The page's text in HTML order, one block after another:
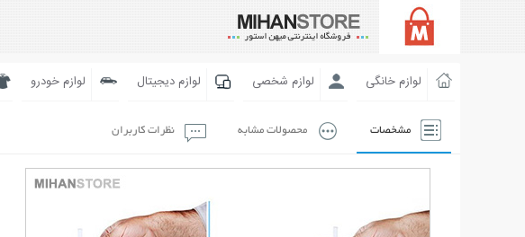
لوازم خانگی لوازم شخصی لوازم دیجیتال لوازم خودرو
مشخصات محصولات مشابه نظرات کاربران